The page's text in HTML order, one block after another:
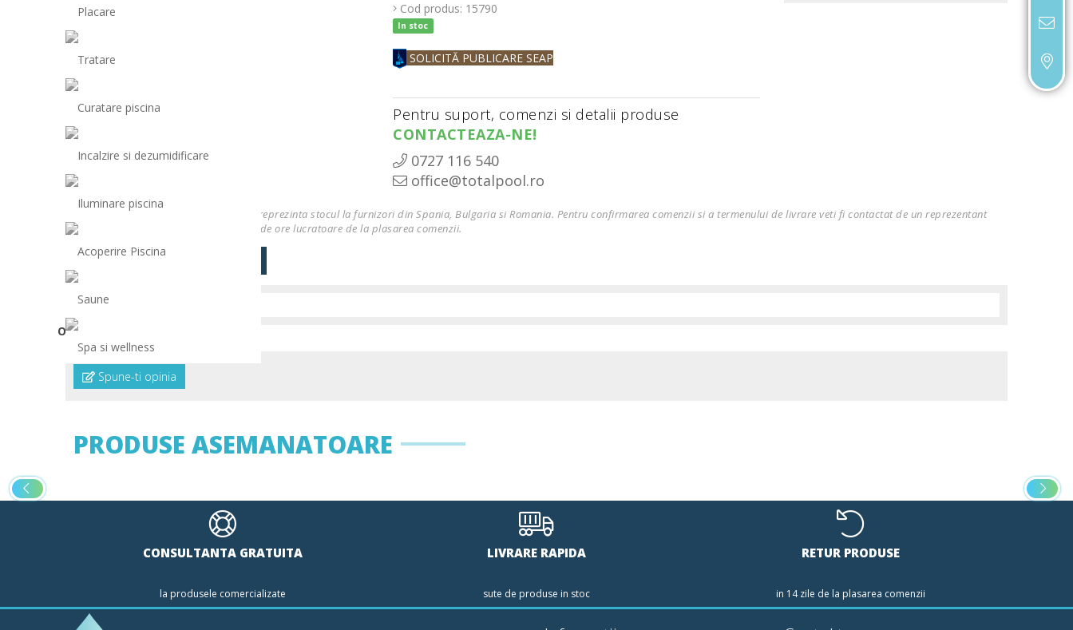
Placare
Tratare
Curatare piscina
Incalzire si dezumidificare
Iluminare piscina
Acoperire Piscina
Saune
Spa si wellness
Cod produs: 15790
In stoc
SOLICITĂ PUBLICARE SEAP
Pentru suport, comenzi si detalii produse
CONTACTEAZA-NE!
0727 116 540
office@totalpool.ro
* Stocul produselor de pe site-ul nostru reprezinta stocul la furnizori din Spania, Bulgaria si Romania. Pentru confirmarea comenzii si a termenului de livrare veti fi contactat de un reprezentant
Total Pool & Spa in termen de maxim 48 de ore lucratoare de la plasarea comenzii.
Descriere
OPINII (0)
Spune-ti opinia
PRODUSE ASEMANATOARE
CONSULTANTA GRATUITA
la produsele comercializate
LIVRARE RAPIDA
sute de produse in stoc
RETUR PRODUSE
in 14 zile de la plasarea comenzii